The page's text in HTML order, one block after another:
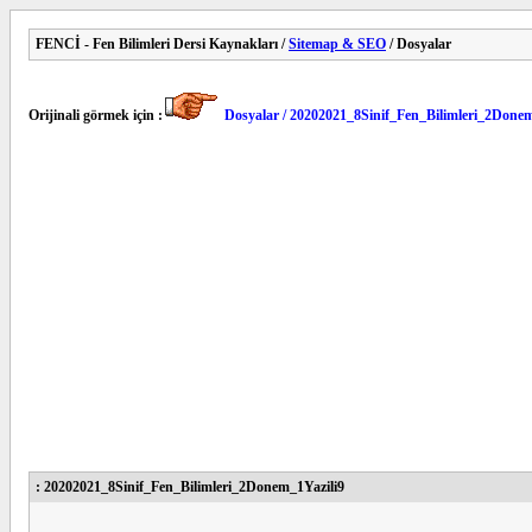
FENCİ - Fen Bilimleri Dersi Kaynakları /Sitemap & SEO / Dosyalar
Orijinali görmek için : Dosyalar /
: 20202021_8Sinif_Fen_Bilimleri_2Donem_1Yazili9